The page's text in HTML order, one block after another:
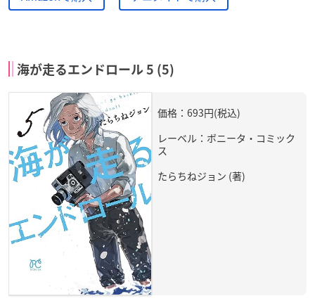
海が走るエンドロール 5 (5)
価格：693円(税込)
レーベル：ボニータ・コミック
ス
たらちねジョン (著)